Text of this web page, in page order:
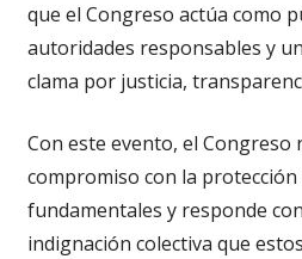
que el Congreso actúa como
autoridades responsables y
clama por justicia,
Con este evento, el Congreso
compromiso con la protección
fundamentales y responde
indignación colectiva que